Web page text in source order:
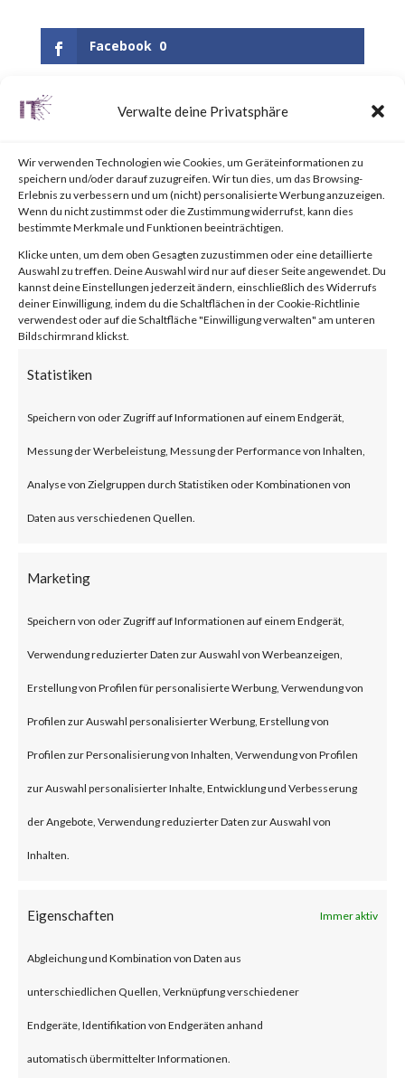
Verwalte deine Privatsphäre
Wir verwenden Technologien wie Cookies, um Geräteinformationen zu
speichern und/oder darauf zuzugreifen. Wir tun dies, um das Browsing-
Erlebnis zu verbessern und um (nicht) personalisierte Werbung anzuzeigen.
Wenn du nicht zustimmst oder die Zustimmung widerrufst, kann dies
bestimmte Merkmale und Funktionen beeinträchtigen.
Klicke unten, um dem oben Gesagten zuzustimmen oder eine detaillierte
Auswahl zu treffen. Deine Auswahl wird nur auf dieser Seite angewendet. Du
kannst deine Einstellungen jederzeit ändern, einschließlich des Widerrufs
deiner Einwilligung, indem du die Schaltflächen in der Cookie-Richtlinie
verwendest oder auf die Schaltfläche "Einwilligung verwalten" am unteren
Bildschirmrand klickst.
Statistiken
Speichern von oder Zugriff auf Informationen auf einem Endgerät,
Messung der Werbeleistung, Messung der Performance von Inhalten,
Analyse von Zielgruppen durch Statistiken oder Kombinationen von
Daten aus verschiedenen Quellen.
Marketing
Speichern von oder Zugriff auf Informationen auf einem Endgerät,
Verwendung reduzierter Daten zur Auswahl von Werbeanzeigen,
Erstellung von Profilen für personalisierte Werbung, Verwendung von
Profilen zur Auswahl personalisierter Werbung, Erstellung von
Profilen zur Personalisierung von Inhalten, Verwendung von Profilen
zur Auswahl personalisierter Inhalte, Entwicklung und Verbesserung
der Angebote, Verwendung reduzierter Daten zur Auswahl von
Inhalten.
Eigenschaften Immer aktiv
Abgleichung und Kombination von Daten aus
unterschiedlichen Quellen, Verknüpfung verschiedener
Endgeräte, Identifikation von Endgeräten anhand
automatisch übermittelter Informationen.
Facebook 0
What is the Attack?
According to the blog published
by Citrix, CVE-2023-4966 is a
buffer overflow vulnerability
that can result in unauthorized
data disclosure on Citrix
NetScaler ADC and NetScaler
Gateway products.
servers have this particular
Why is this Significant?
This is significant because the
Citrix blog acknowledged that
CVE-2023-4966 has been
exploited in the wild. Also, CISA
added the vulnerability to the